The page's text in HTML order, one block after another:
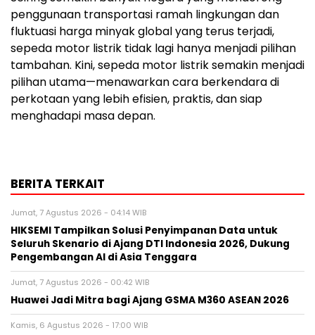
penggunaan transportasi ramah lingkungan dan
fluktuasi harga minyak global yang terus terjadi,
sepeda motor listrik tidak lagi hanya menjadi pilihan
tambahan. Kini, sepeda motor listrik semakin menjadi
pilihan utama—menawarkan cara berkendara di
perkotaan yang lebih efisien, praktis, dan siap
menghadapi masa depan.
BERITA TERKAIT
Jumat, 7 Agustus 2026 - 04:14 WIB
HIKSEMI Tampilkan Solusi Penyimpanan Data untuk
Seluruh Skenario di Ajang DTI Indonesia 2026, Dukung
Pengembangan AI di Asia Tenggara
Jumat, 7 Agustus 2026 - 00:42 WIB
Huawei Jadi Mitra bagi Ajang GSMA M360 ASEAN 2026
Kamis, 6 Agustus 2026 - 17:00 WIB